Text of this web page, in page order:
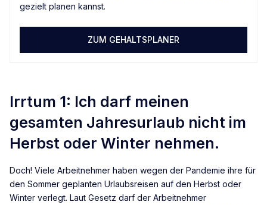
gezielt planen kannst.
ZUM GEHALTSPLANER
Irrtum 1: Ich darf meinen
gesamten Jahresurlaub nicht im
Herbst oder Winter nehmen.
Doch! Viele Arbeitnehmer haben wegen der Pandemie ihre für
den Sommer geplanten Urlaubsreisen auf den Herbst oder
Winter verlegt. Laut Gesetz darf der Arbeitnehmer